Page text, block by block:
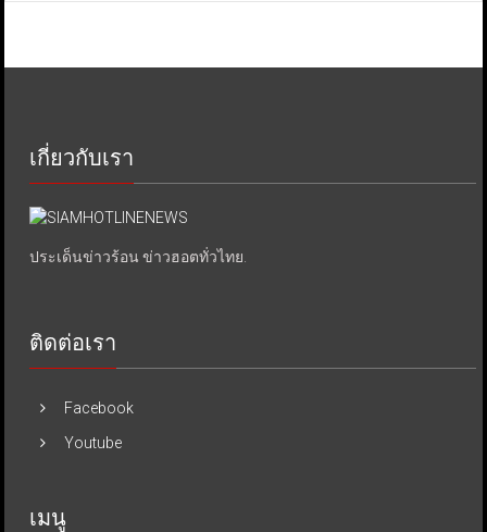
เกี่ยวกับเรา
ประเด็นข่าวร้อน ข่าวฮอตทั่วไทย.
ติดต่อเรา
Facebook
Youtube
เมนู